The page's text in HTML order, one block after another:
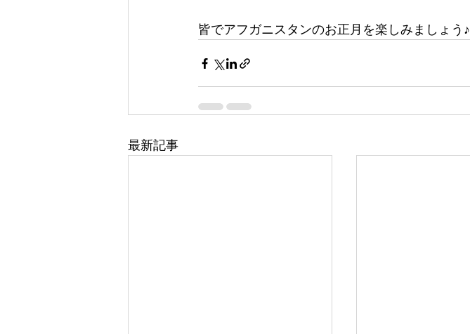
皆でアフガニスタンのお正月を楽しみましょう♪
最新記事